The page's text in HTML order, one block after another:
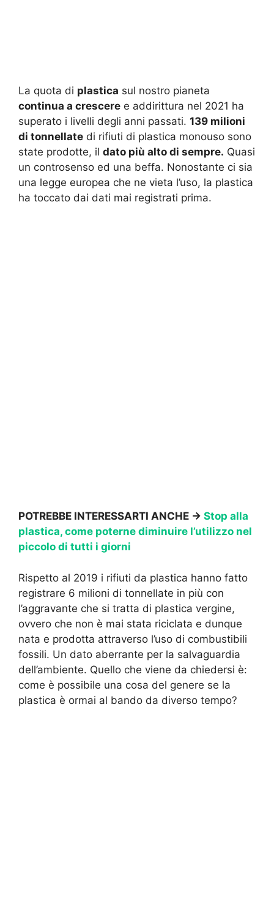
La quota di plastica sul nostro pianeta
continua a crescere e addirittura nel 2021 ha
superato i livelli degli anni passati. 139 milioni
di tonnellate di rifiuti di plastica monouso sono
state prodotte, il dato più alto di sempre. Quasi
un controsenso ed una beffa. Nonostante ci sia
una legge europea che ne vieta l’uso, la plastica
ha toccato dai dati mai registrati prima.
POTREBBE INTERESSARTI ANCHE → Stop alla
plastica, come poterne diminuire l’utilizzo nel
piccolo di tutti i giorni
Rispetto al 2019 i rifiuti da plastica hanno fatto
registrare 6 milioni di tonnellate in più con
l’aggravante che si tratta di plastica vergine,
ovvero che non è mai stata riciclata e dunque
nata e prodotta attraverso l’uso di combustibili
fossili. Un dato aberrante per la salvaguardia
dell’ambiente. Quello che viene da chiedersi è:
come è possibile una cosa del genere se la
plastica è ormai al bando da diverso tempo?